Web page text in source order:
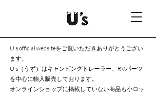
U's official websiteをご覧いただきありがとうござい
ます。
U's（うず）はキャンピングトレーラー、RVパーツ
を中心に輸入販売しております。
オンラインショップに掲載していない商品も小ロッ